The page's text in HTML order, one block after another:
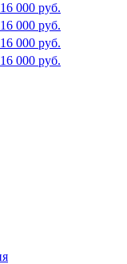
000 руб.
000 руб.
000 руб.
000 руб.